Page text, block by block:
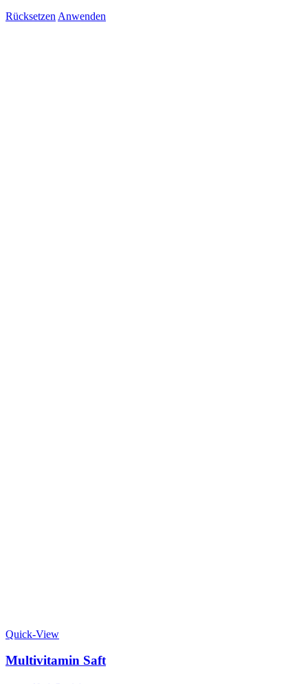
Rücksetzen Anwenden
Quick-View
Multivitamin Saft